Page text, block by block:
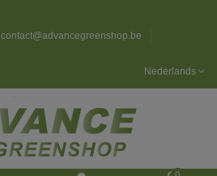
contact@advancegreenshop.be
Nederlands